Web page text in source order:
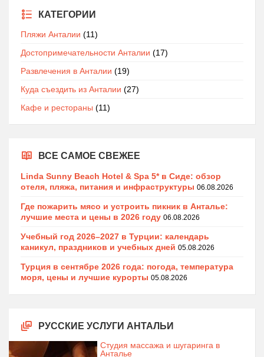
КАТЕГОРИИ
Пляжи Анталии (11)
Достопримечательности Анталии (17)
Развлечения в Анталии (19)
Куда съездить из Анталии (27)
Кафе и рестораны (11)
ВСЕ САМОЕ СВЕЖЕЕ
Linda Sunny Beach Hotel & Spa 5* в Сиде: обзор
отеля, пляжа, питания и инфраструктуры 06.08.2026
Где пожарить мясо и устроить пикник в Анталье:
лучшие места и цены в 2026 году 06.08.2026
Учебный год 2026–2027 в Турции: календарь
каникул, праздников и учебных дней 05.08.2026
Турция в сентябре 2026 года: погода, температура
моря, цены и лучшие курорты 05.08.2026
РУССКИЕ УСЛУГИ АНТАЛЬИ
Студия массажа и шугаринга в
Анталье